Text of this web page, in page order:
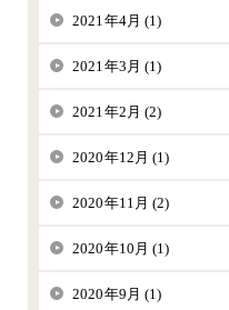
2021年4月 (1)
2021年3月 (1)
2021年2月 (2)
2020年12月 (1)
2020年11月 (2)
2020年10月 (1)
2020年9月 (1)